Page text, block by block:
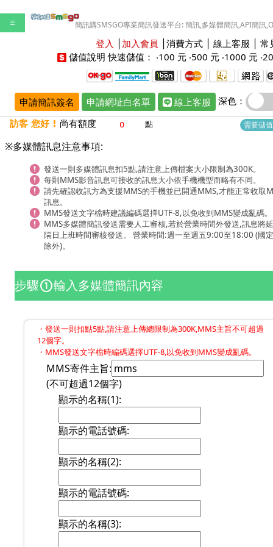
☰ 簡訊購SMSGO專業簡訊發送平台: 簡訊,多媒體簡訊,API簡訊
登入 加入會員 消費方式 線上客服
常
儲值說明 快速儲值： ‧100 元 ‧500 元 ‧1000 元 ‧
申請簡訊簽名 申請網址白名單 線上客服 深色：
訪客 您好 ! 尚有額度 點 需要儲
※多媒體訊息注意事項:
發送一則多媒體訊息扣5點,請注意上傳檔案大小限制為300K。
每則MMS影音訊息可接收的訊息大小依手機機型而略有不同。
請先確認收訊方為支援MMS的手機並已開通MMS,才能正常收取
訊息。
MMS發送文字檔時建議編碼選擇UTF-8,以免收到MMS變成亂碼。
MMS多媒體簡訊發送需要人工審核,若於營業時間外發送,訊息將
隔日上班時間審核發送。 營業時間:週一至週五9:00至18:00 (國
除外)。
步驟counter_1輸入多媒體簡訊內容
・發送一則扣點5點,請注意上傳總限制為300K,MMS主旨不可超過
12個字。
・MMS發送文字檔時編碼選擇UTF-8,以免收到MMS變成亂碼。
MMS寄件主旨:
(不可超過12個字)
顯示的名稱(1):
顯示的電話號碼:
顯示的名稱(2):
顯示的電話號碼:
顯示的名稱(3):